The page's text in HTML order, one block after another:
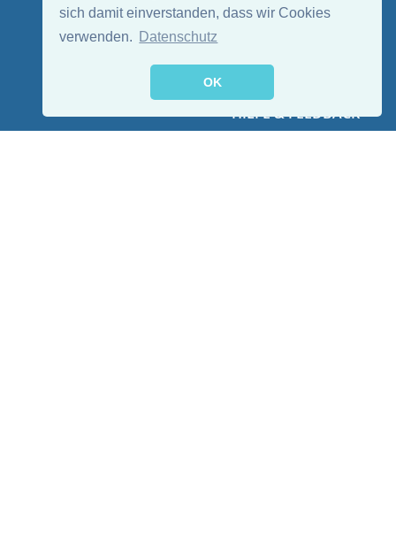
sich damit einverstanden, dass wir Cookies
verwenden.
Datenschutz
OK
HILFE & FEEDBACK